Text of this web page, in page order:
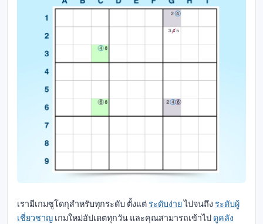
เรามีเกมซูโดกุสำหรับทุกระดับ ตั้งแต่ระดับง่ายไปจนถึง ระดับผู้
เชี่ยวชาญ เกมใหม่อัปเดตทุกวัน และคุณสามารถเข้าไป ดูคลัง